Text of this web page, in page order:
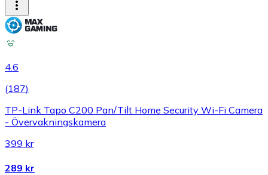
4.6
(187)
TP-Link Tapo C200 Pan/Tilt Home Security Wi-Fi Camera
- Övervakningskamera
399 kr
289 kr